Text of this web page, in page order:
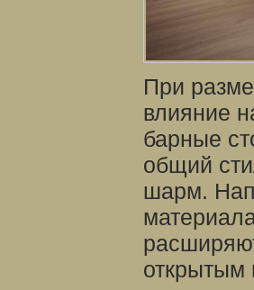
При
влияние
барные
общий
шарм.
открытым